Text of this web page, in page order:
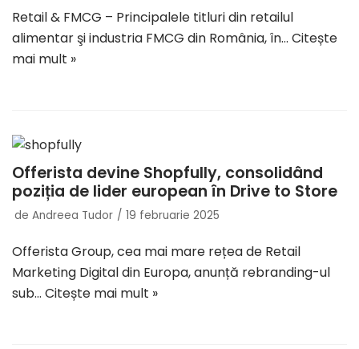
Retail & FMCG – Principalele titluri din retailul
alimentar şi industria FMCG din România, în… Citește
mai mult »
Offerista devine Shopfully, consolidând
poziția de lider european în Drive to Store
de Andreea Tudor 19 februarie 2025
Offerista Group, cea mai mare rețea de Retail
Marketing Digital din Europa, anunță rebranding-ul
sub… Citește mai mult »